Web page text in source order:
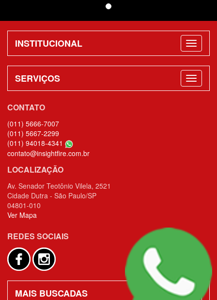
INSTITUCIONAL
SERVIÇOS
CONTATO
(011) 5666-7007
(011) 5667-2299
(011) 94018-4341
contato@insightfire.com.br
LOCALIZAÇÃO
Av. Senador Teotônio Vilela, 2521
Cidade Dutra - São Paulo/SP
04801-010
Ver Mapa
REDES SOCIAIS
MAIS BUSCADAS